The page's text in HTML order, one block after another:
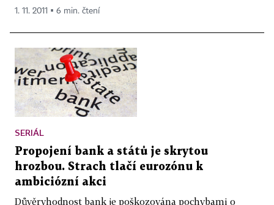
1. 11. 2011 ▪ 6 min. čtení
SERIÁL
Propojení bank a států je skrytou
hrozbou. Strach tlačí eurozónu k
ambiciózní akci
Důvěryhodnost bank je poškozována pochybami o